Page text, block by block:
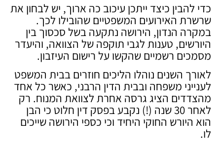
כדי להבין כיצד ייתכן עיכוב כה ארוך, יש לבחון את
שרשרת האירועים המשפטיים שהובילו לכך.
במקרה הנדון, הירושה נתקעה בשל סכסוך בין
היורשים, טענות לגבי תוקפה של הצוואה, והיעדר
מסמכים רשמיים שהקשו על רישום העיזבון.
לאורך השנים נוהלו הליכים חוזרים בבית המשפט
לענייני משפחה ובבית הדין הרבני, כאשר כל אחד
מהצדדים הציג גרסה אחרת לצוואת המנוח. רק
לאחר 30 שנה (!) נקבע בפסק דין חלוט כי הבן
הוא היורש החוקי היחיד וכי כספי הירושה שייכים
לו.